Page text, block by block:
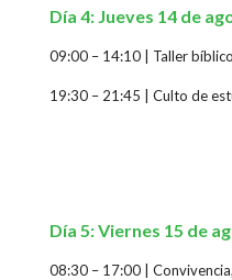
Día 4: Jueves 14 de
09:00 – 14:10| Taller
19:30 – 21:45 Culto de
Día 5: Viernes 15 de
08:30 – 17:00|